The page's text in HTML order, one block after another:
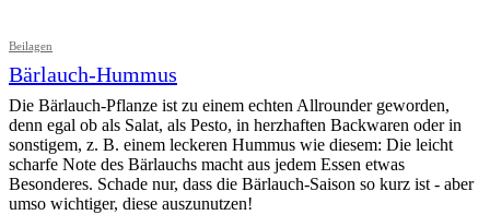
Beilagen
Bärlauch-Hummus
Die Bärlauch-Pflanze ist zu einem echten Allrounder geworden,
denn egal ob als Salat, als Pesto, in herzhaften Backwaren oder in
sonstigem, z. B. einem leckeren Hummus wie diesem: Die leicht
scharfe Note des Bärlauchs macht aus jedem Essen etwas
Besonderes. Schade nur, dass die Bärlauch-Saison so kurz ist - aber
umso wichtiger, diese auszunutzen!